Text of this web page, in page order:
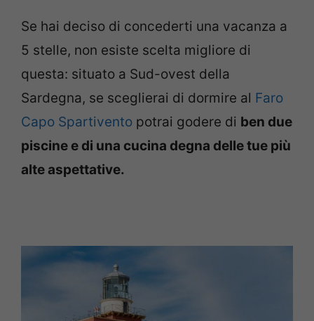
Se hai deciso di concederti una vacanza a
5 stelle, non esiste scelta migliore di
questa: situato a Sud-ovest della
Sardegna, se sceglierai di dormire al Faro
Capo Spartivento potrai godere di ben due
piscine e di una cucina degna delle tue più
alte aspettative.